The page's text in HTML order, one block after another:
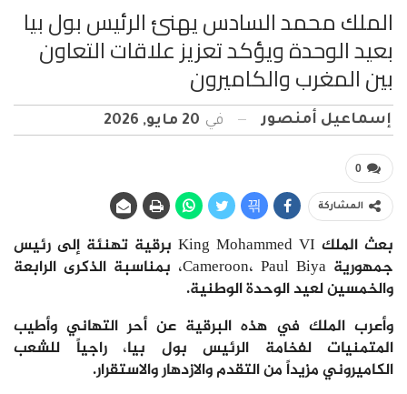
الملك محمد السادس يهنئ الرئيس بول بيا
بعيد الوحدة ويؤكد تعزيز علاقات التعاون
بين المغرب والكاميرون
إسماعيل أمنصور في 20 مايو, 2026
0
المشاركة
بعث الملك King Mohammed VI برقية تهنئة إلى رئيس
جمهورية Cameroon، Paul Biya، بمناسبة الذكرى الرابعة
والخمسين لعيد الوحدة الوطنية.
وأعرب الملك في هذه البرقية عن أحر التهاني وأطيب
المتمنيات لفخامة الرئيس بول بيا، راجياً للشعب
الكاميروني مزيداً من التقدم والازدهار والاستقرار.